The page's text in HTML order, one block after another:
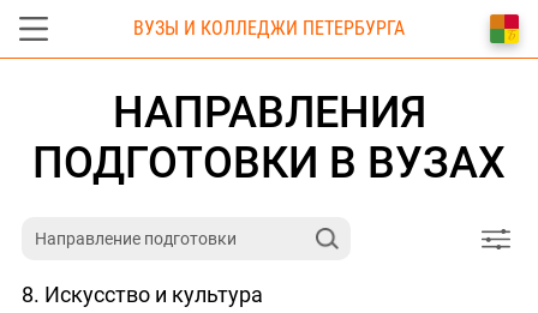
ВУЗЫ И КОЛЛЕДЖИ ПЕТЕРБУРГА
НАПРАВЛЕНИЯ
ПОДГОТОВКИ В ВУЗАХ
8. Искусство и культура